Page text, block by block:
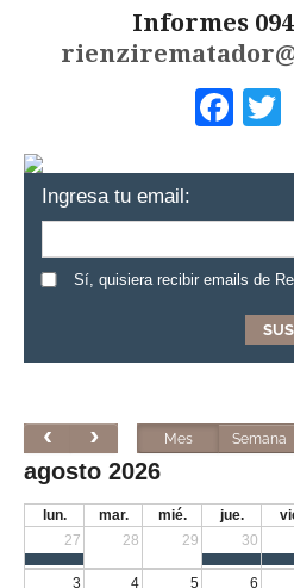
Informes 094
Ingresa tu email:
Sí, quisiera recibir emails de
Mes Semana
agosto 2026
lun. mar. mié. jue.
27
28 29 30
3 4 5 6